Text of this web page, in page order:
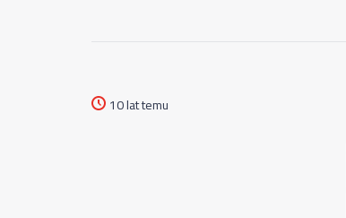
10 lat temu